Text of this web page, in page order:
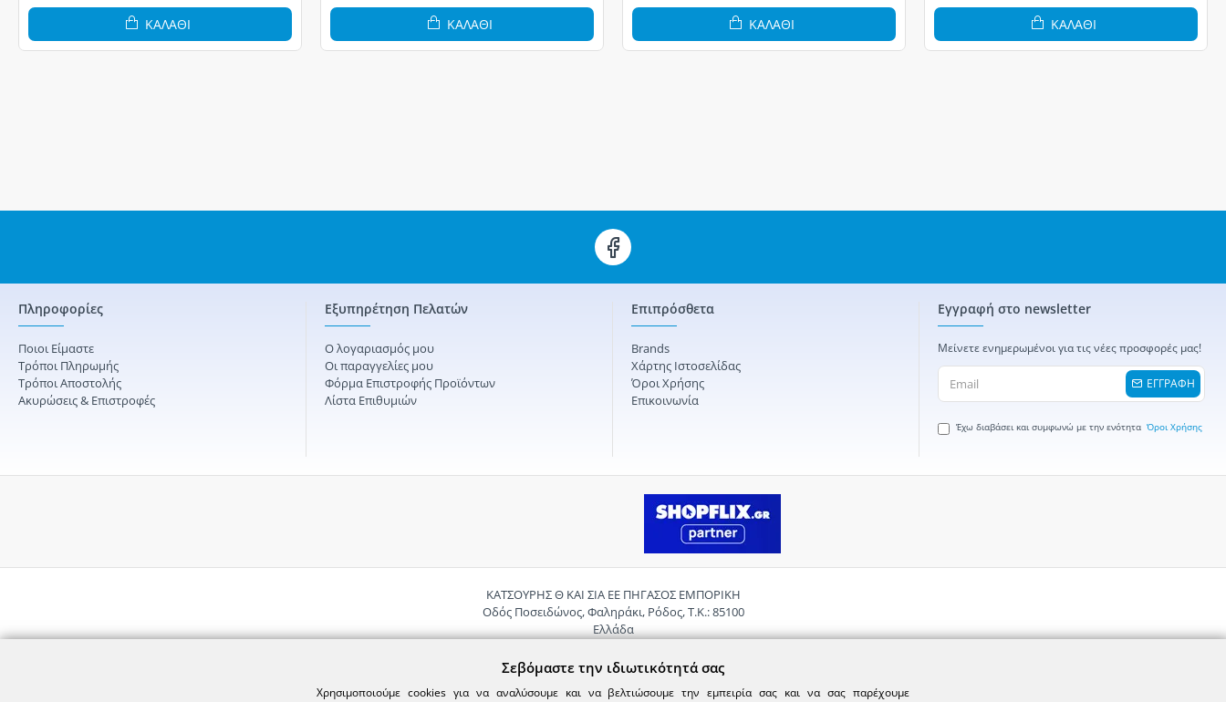
ΚΑΛΆΘΙ ΚΑΛΆΘΙ ΚΑΛΆΘΙ ΚΑΛΆΘΙ
Πληροφορίες
Ποιοι Είμαστε
Τρόποι Πληρωμής
Τρόποι Αποστολής
Ακυρώσεις & Επιστροφές
Εξυπηρέτηση Πελατών
Ο λογαριασμός μου
Οι παραγγελίες μου
Φόρμα Επιστροφής Προϊόντων
Λίστα Επιθυμιών
Επιπρόσθετα
Brands
Χάρτης Ιστοσελίδας
Όροι Χρήσης
Επικοινωνία
Εγγραφή στο newsletter
Μείνετε ενημερωμένοι για τις νέες προσφορές μας!
ΕΓΓΡΑΦΗ
Έχω διαβάσει και συμφωνώ με την ενότητα Όροι Χρήσης
ΚΑΤΣΟΥΡΗΣ Θ ΚΑΙ ΣΙΑ ΕΕ ΠΗΓΑΣΟΣ ΕΜΠΟΡΙΚΗ
Οδός Ποσειδώνος, Φαληράκι, Ρόδος, Τ.Κ.: 85100
Ελλάδα
Email:pigasosemporiki@gmail.com
Σεβόμαστε την ιδιωτικότητά σας
Χρησιμοποιούμε cookies για να αναλύσουμε και να βελτιώσουμε την εμπειρία σας και να σας παρέχουμε